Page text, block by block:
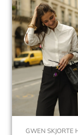
GWEN SKJORTE